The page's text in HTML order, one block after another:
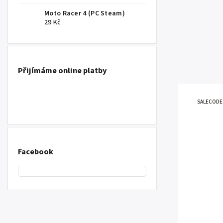
Moto Racer 4 (PC Steam)
29 Kč
Přijímáme online platby
Facebook